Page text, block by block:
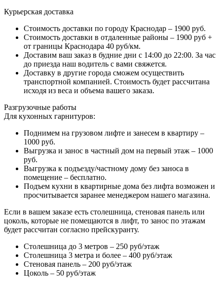
Курьерская доставка
Стоимость доставки по городу Краснодар – 1900 руб.
Стоимость доставки в отдаленные районы – 1900 руб +
от границы Краснодара 40 руб/км.
Доставим ваш заказ в будние дни с 14:00 до 22:00. За час
до приезда наш водитель с вами свяжется.
Доставку в другие города сможем осуществить
транспортной компанией. Стоимость будет рассчитана
исходя из веса и объема вашего заказа.
Разгрузочные работы
Для кухонных гарнитуров:
Поднимем на грузовом лифте и занесем в квартиру –
1000 руб.
Выгрузка и занос в частный дом на первый этаж – 1000
руб.
Выгрузка к подъезду/частному дому без заноса в
помещение – бесплатно.
Подъем кухни в квартирные дома без лифта возможен и
просчитывается заранее менеджером нашего магазина.
Если в вашем заказе есть столешница, стеновая панель или
цоколь, которые не помещаются в лифт, то занос по этажам
будет рассчитан согласно прейскуранту.
Столешница до 3 метров – 250 руб/этаж
Столешница 3 метра и более – 400 руб/этаж
Стеновая панель – 200 руб/этаж
Цоколь – 50 руб/этаж